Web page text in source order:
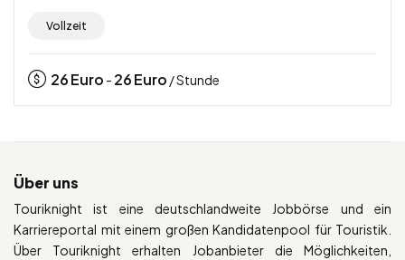
Vollzeit
26Euro - 26Euro / Stunde
Über uns
Touriknight ist eine deutschlandweite Jobbörse und ein
Karriereportal mit einem großen Kandidatenpool für Touristik.
Über Touriknight erhalten Jobanbieter die Möglichkeiten,